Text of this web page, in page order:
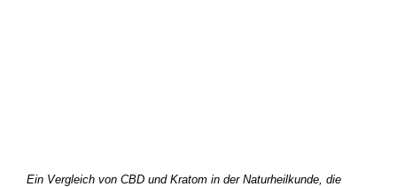
Ein Vergleich von CBD und Kratom in der Naturheilkunde, die